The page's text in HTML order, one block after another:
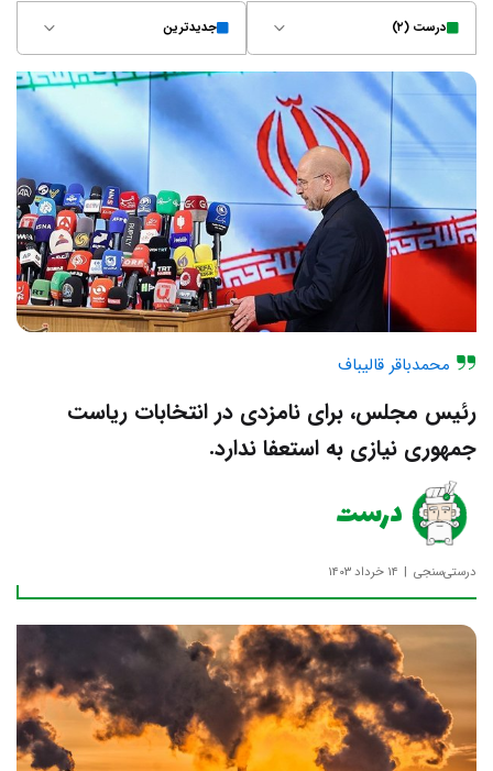
درست (۲) جدیدترین
محمدباقر قالیباف
رئیس مجلس، برای نامزدی در انتخابات ریاست
جمهوری نیازی به استعفا ندارد.
درست
درستی‌سنجی ۱۴ خرداد ۱۴۰۳